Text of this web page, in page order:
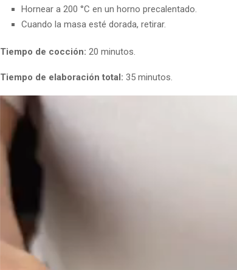
Hornear a 200 °C en un horno precalentado.
Cuando la masa esté dorada, retirar.
Tiempo de cocción: 20 minutos.
Tiempo de elaboración total: 35 minutos.